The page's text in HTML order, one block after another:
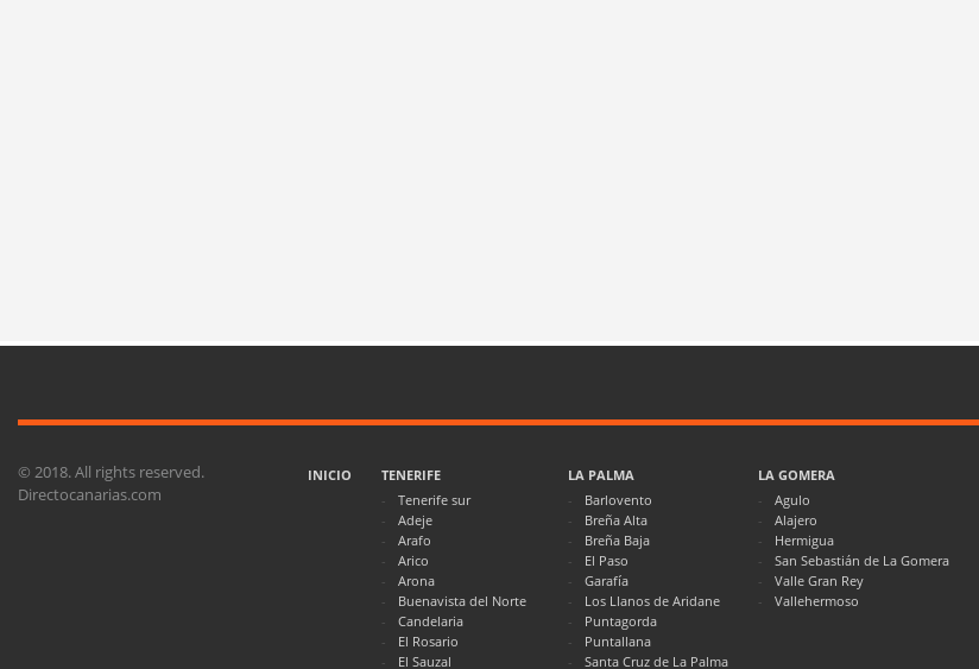
INICIO
TENERIFE
Tenerife sur
Adeje
Arafo
Arico
Arona
Buenavista del Norte
Candelaria
El Rosario
El Sauzal
LA PALMA
Barlovento
Breña Alta
Breña Baja
El Paso
Garafía
Los Llanos de Aridane
Puntagorda
Puntallana
Santa Cruz de La Palma
LA GOMERA
Agulo
Alajero
Hermigua
San Sebastián de La Gomera
Valle Gran Rey
Vallehermoso
© 2018. All rights reserved.
Directocanarias.com